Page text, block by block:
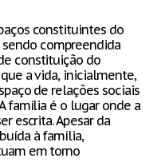
constituintes do
compreendida
constituição do
a vida, inicialmente,
de relações sociais
família é o lugar onde a
escrita. Apesar da
à família,
em torno